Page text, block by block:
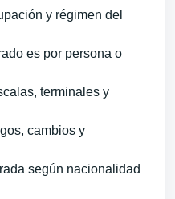
y régimen del
es por persona o
terminales y
cambios y
según nacionalidad